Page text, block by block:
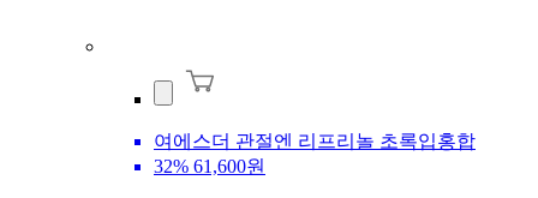
여에스더 관절엔 리프리놀 초록입홍합
32% 61,600원